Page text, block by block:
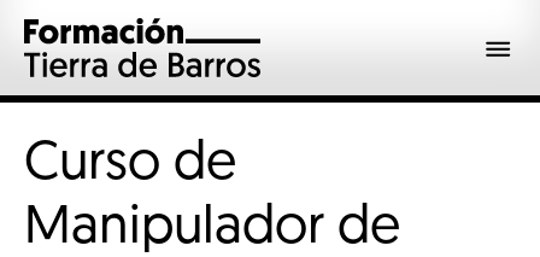
Curso de
Manipulador de